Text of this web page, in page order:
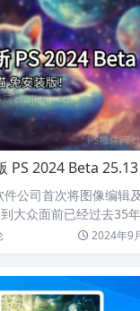
Beta 25.13 免安装版_含移除工具、离线神经
公司首次将图像编辑
大众面前已经过去35
2024年9